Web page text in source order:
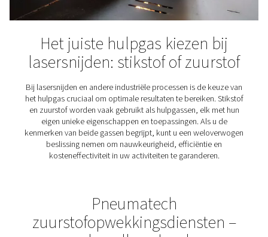
Ontdek hoe een dierenartsenpraktijk zelfstandig
produceert voor anesthesie met behulp van een
locatie, wat kosten bespaart en de betrouwbaarheid